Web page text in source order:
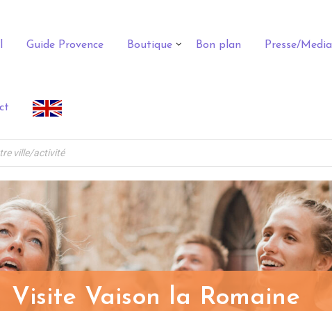
Guide Provence Boutique Bon plan Presse/Media
Visite Vaison la Romaine